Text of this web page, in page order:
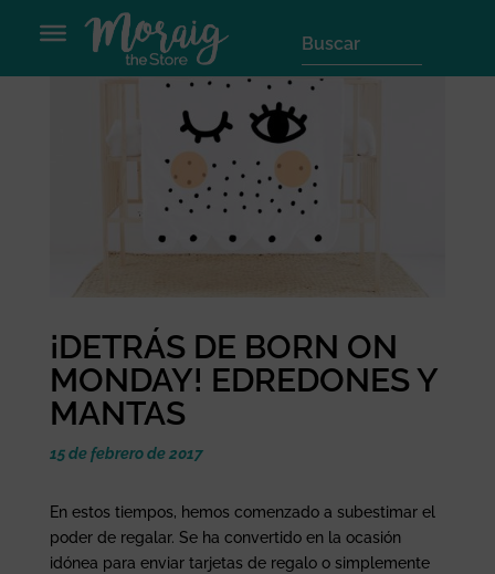
¡DETRÁS DE BORN ON
MONDAY! EDREDONES Y
MANTAS
15 de febrero de 2017
En estos tiempos, hemos comenzado a subestimar el
poder de regalar. Se ha convertido en la ocasión
idónea para enviar tarjetas de regalo o simplemente